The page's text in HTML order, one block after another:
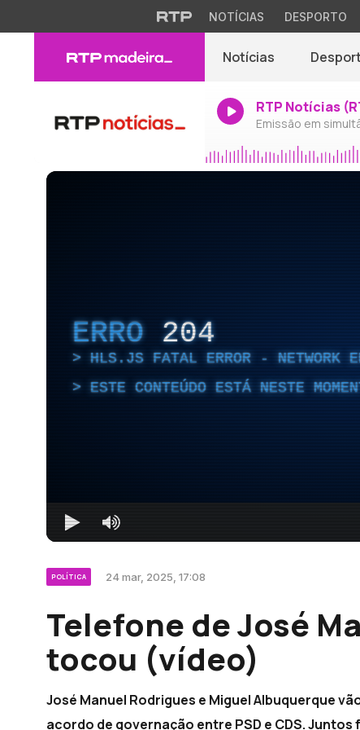
NOTÍCIAS DESPORTO
Notícias
RTP Notícias
Emissão em
ERRO 204
HLS.JS FATAL ERROR - NETWORK
ESTE CONTEÚDO ESTÁ NESTE
POLÍTICA 24 mar, 2025, 17:08
Telefone de José
tocou (vídeo)
José Manuel Rodrigues e Miguel Albuquerque
acordo de governação entre PSD e CDS.